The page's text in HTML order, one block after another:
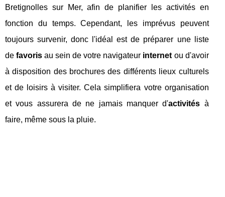
Bretignolles sur Mer, afin de planifier les activités en
fonction du temps. Cependant, les imprévus peuvent
toujours survenir, donc l'idéal est de préparer une liste
defavoris au sein de votre navigateur internet ou d'avoir
à disposition des brochures des différents lieux culturels
et de loisirs à visiter. Cela simplifiera votre organisation
et vous assurera de ne jamais manquer d'activités à
faire, même sous la pluie.